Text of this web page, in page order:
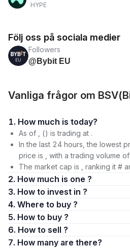
HYPE
Följ oss på sociala medier
Followers
@Bybit EU
Vanliga frågor om
1. How much is today?
As of , () is trading at .
In the last 24 hours, the lowest
price is , with a trading volume of
The market cap is , ranking it #
2. How much is one ?
3. How to invest in ?
4. Where to buy ?
5. How to buy ?
6. How to sell ?
7. How many are there?